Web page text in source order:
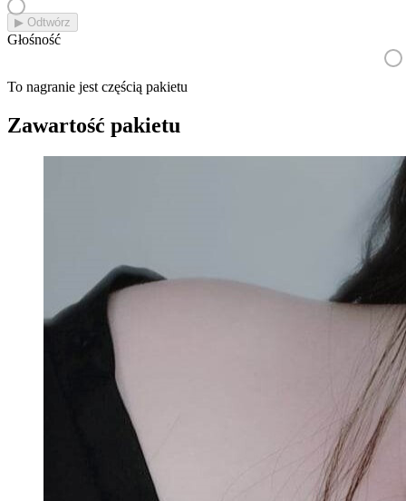
▶︎ Odtwórz
Głośność
To nagranie jest częścią pakietu
Zawartość pakietu